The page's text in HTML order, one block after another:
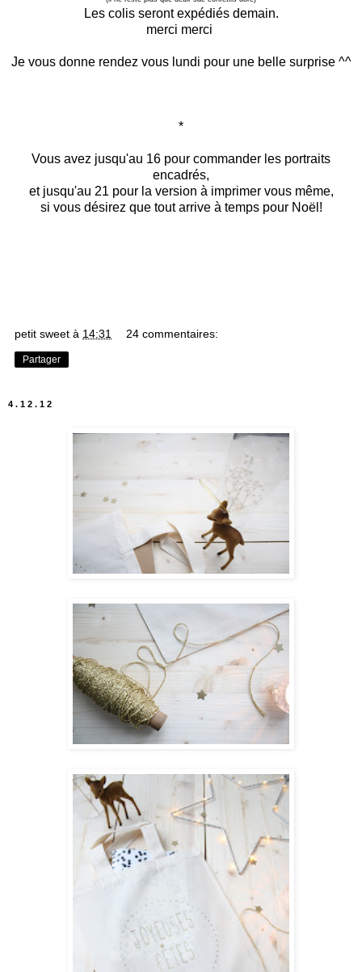
Les colis seront expédiés demain.
merci merci
Je vous donne rendez vous lundi pour une belle surprise ^^
*
Vous avez jusqu'au 16 pour commander les portraits
encadrés,
et jusqu'au 21 pour la version à imprimer vous même,
si vous désirez que tout arrive à temps pour Noël!
petit sweet à 14:31 24 commentaires:
Partager
4.12.12